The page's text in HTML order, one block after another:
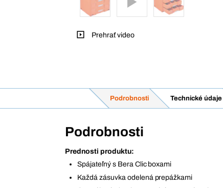
Prehrať video
Podrobnosti Technické údaje
Podrobnosti
Prednosti produktu:
Spájateľný s Bera Clic boxami
Každá zásuvka odelená prepážkami